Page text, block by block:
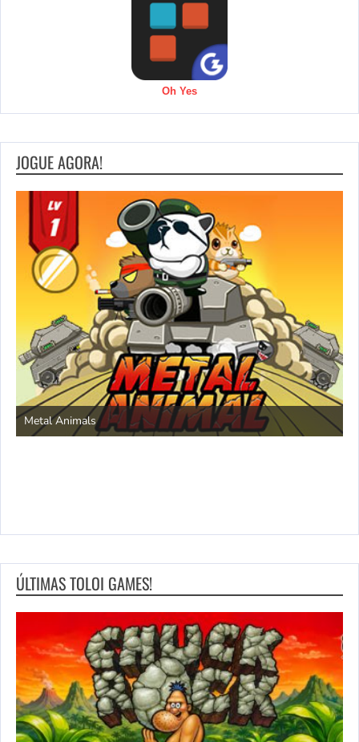
Oh Yes
JOGUE AGORA!
Metal Animals
ÚLTIMAS TOLOI GAMES!